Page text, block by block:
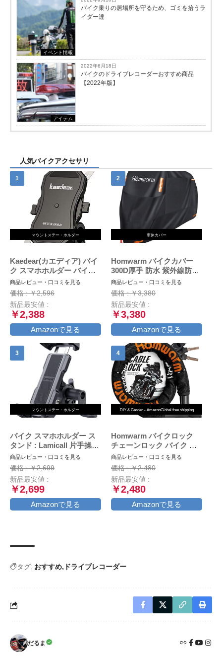
イベント情報
バイク乗りの居場所を守るため、ゴミを拾うラ
イダー達
アイテム
2022年6月18日
バイクのドライブレコーダーおすすめ商品
【2022年版】
人気バイクアクセサリ
マウントステー・ホルダー
Kaedear(カエディア) バイ
ク スマホホルダー バイク
用スマホホルダー 携帯ホル
ダー 振動吸収 マウント 対
応 スマホ スタンド アルミ
製 マウント ハンドル ミラ
ー 原付 オートバイ 自転車
クイックホールド KDR-
M11C (Black)
商品レビュー・口コミを見る
価格 : ￥2,596
新品最安値 :
￥2,388
Amazonで見る
車体カバー
Homwarm バイクカバー
300D厚手 防水 紫外線防止
盗難防止 収納バッグ付き
(XXL, ブラック)
商品レビュー・口コミを見る
価格 : ￥3,380
新品最安値 :
￥3,380
Amazonで見る
マウントステー・ホルダー
バイク スマホホルダー ス
タンド : Lamicall 片手操作
オートバイ ワンタッチ ス
マートフォンホルダー, ミ
ラーマウント付き,バイク用
携帯ホルダー,原付 スマホ
ホルダー, motorcycle
phone mount, 360度回転,
振動吸収, iPhone15 15Plus
商品レビュー・口コミを見る
価格 : ￥2,699
新品最安値 :
￥2,699
Amazonで見る
DIY & Garden - AmazonGlobal free shipping
Homwarm バイクロック
チェーンロック バイク 自
転車 ワイヤーロック φ(直
径)22mm×1200ｍｍ 頑丈
盗難防止 鍵3本セット (ブ
ラック)
商品レビュー・口コミを見る
価格 : ￥2,480
新品最安値 :
￥2,480
Amazonで見る
タグ: おすすめ ドライブレコーダー
だるま